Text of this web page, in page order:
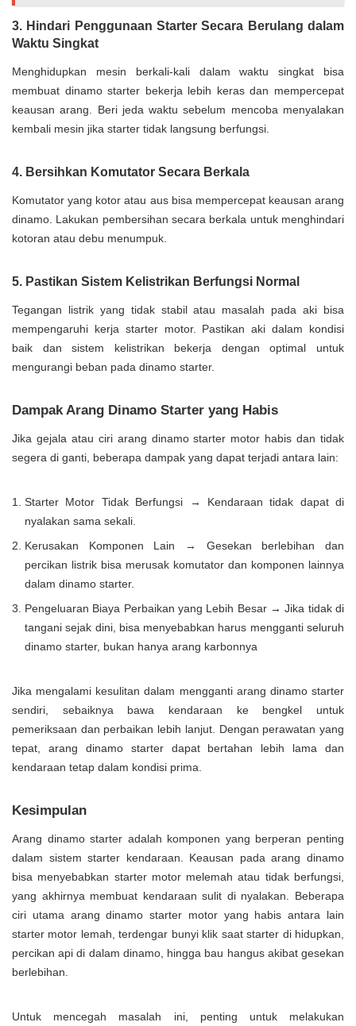
3. Hindari Penggunaan Starter Secara Berulang dalam
Waktu Singkat
Menghidupkan mesin berkali-kali dalam waktu singkat bisa
membuat dinamo starter bekerja lebih keras dan mempercepat
keausan arang. Beri jeda waktu sebelum mencoba menyalakan
kembali mesin jika starter tidak langsung berfungsi.
4. Bersihkan Komutator Secara Berkala
Komutator yang kotor atau aus bisa mempercepat keausan arang
dinamo. Lakukan pembersihan secara berkala untuk menghindari
kotoran atau debu menumpuk.
5. Pastikan Sistem Kelistrikan Berfungsi Normal
Tegangan listrik yang tidak stabil atau masalah pada aki bisa
mempengaruhi kerja starter motor. Pastikan aki dalam kondisi
baik dan sistem kelistrikan bekerja dengan optimal untuk
mengurangi beban pada dinamo starter.
Dampak Arang Dinamo Starter yang Habis
Jika gejala atau ciri arang dinamo starter motor habis dan tidak
segera di ganti, beberapa dampak yang dapat terjadi antara lain:
Starter Motor Tidak Berfungsi → Kendaraan tidak dapat di
nyalakan sama sekali.
Kerusakan Komponen Lain → Gesekan berlebihan dan
percikan listrik bisa merusak komutator dan komponen lainnya
dalam dinamo starter.
Pengeluaran Biaya Perbaikan yang Lebih Besar → Jika tidak di
tangani sejak dini, bisa menyebabkan harus mengganti seluruh
dinamo starter, bukan hanya arang karbonnya
Jika mengalami kesulitan dalam mengganti arang dinamo starter
sendiri, sebaiknya bawa kendaraan ke bengkel untuk
pemeriksaan dan perbaikan lebih lanjut. Dengan perawatan yang
tepat, arang dinamo starter dapat bertahan lebih lama dan
kendaraan tetap dalam kondisi prima.
Kesimpulan
Arang dinamo starter adalah komponen yang berperan penting
dalam sistem starter kendaraan. Keausan pada arang dinamo
bisa menyebabkan starter motor melemah atau tidak berfungsi,
yang akhirnya membuat kendaraan sulit di nyalakan. Beberapa
ciri utama arang dinamo starter motor yang habis antara lain
starter motor lemah, terdengar bunyi klik saat starter di hidupkan,
percikan api di dalam dinamo, hingga bau hangus akibat gesekan
berlebihan.
Untuk mencegah masalah ini, penting untuk melakukan